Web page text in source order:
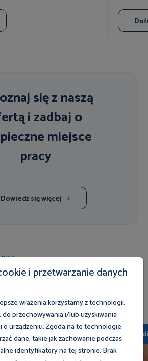
się z naszą
i zadbaj o
miejsce
pracy
Dowiedz się więcej
pracodawców Dla pracowników
i przetwarzanie danych
wrażenia korzystamy z technologii,
przechowywania i/lub uzyskiwania
urządzeniu. Zgoda na te technologie
dane, takie jak zachowanie podczas
identyfikatory na tej stronie. Brak